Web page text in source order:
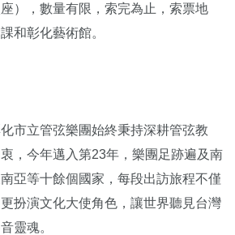
），數量有限，索完為止，索票地
和彰化藝術館。
市立管弦樂團始終秉持深耕管弦教
，今年邁入第23年，樂團足跡遍及南
亞等十餘個國家，每段出訪旅程不僅
扮演文化大使角色，讓世界聽見台灣
靈魂。